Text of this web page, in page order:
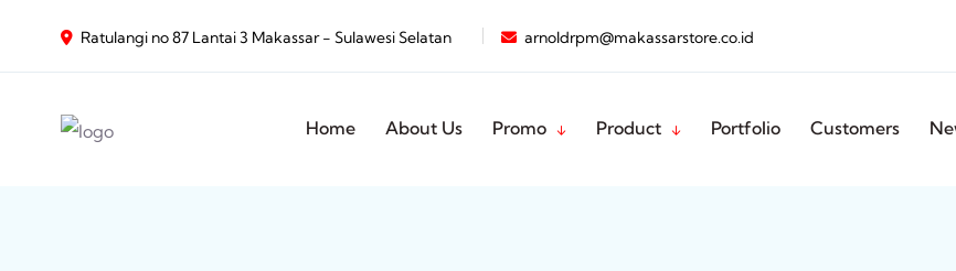
Ratulangi no 87 Lantai 3 Makassar - Sulawesi Selatan arnoldrpm@makassarstore.co.id
Home About Us Promo Product Portfolio Customers